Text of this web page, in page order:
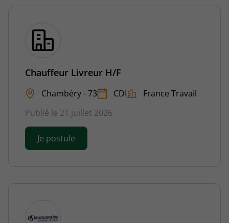
Chauffeur Livreur H/F
Chambéry - 73 CDI
France Travail
Publié le 21 juillet 2026
Je postule